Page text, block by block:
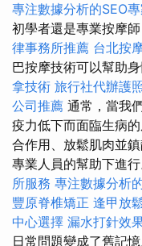
專注數據分析的SEO
初學者還是專業按摩
律事務所推薦 台北按
巴按摩技術可以幫助
拿技術 旅行社代辦護
公司推薦 通常，當我
疫力低下而面臨生病
合作用、放鬆肌肉並
專業人員的幫助下進行
所服務 專注數據分析
豐原脊椎矯正 逢甲放
中心選擇 漏水打針效
日常問題變成了舊記憶